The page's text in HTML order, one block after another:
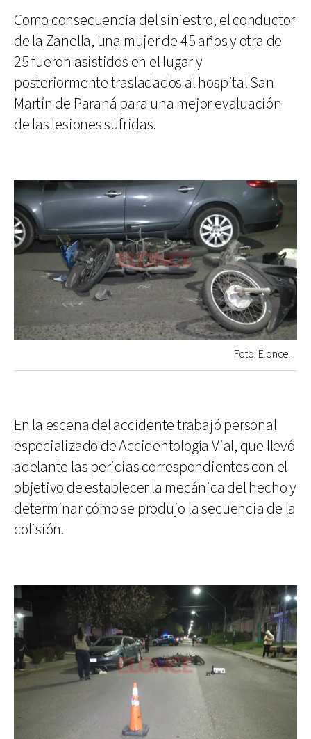
Como consecuencia del siniestro, el conductor
de la Zanella, una mujer de 45 años y otra de
25 fueron asistidos en el lugar y
posteriormente trasladados al hospital San
Martín de Paraná para una mejor evaluación
de las lesiones sufridas.
Foto: Elonce.
En la escena del accidente trabajó personal
especializado de Accidentología Vial, que llevó
adelante las pericias correspondientes con el
objetivo de establecer la mecánica del hecho y
determinar cómo se produjo la secuencia de la
colisión.